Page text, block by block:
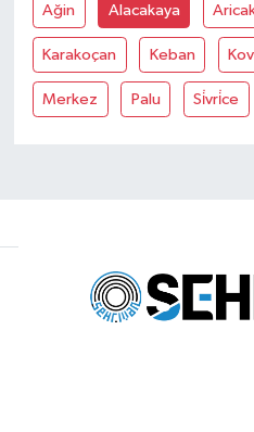
Ağin Alacakaya
Karakoçan Keban
Merkez Palu Si̇vri̇ce